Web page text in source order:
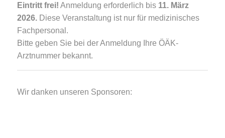
Eintritt frei! Anmeldung erforderlich bis 11. März
2026.Diese Veranstaltung ist nur für medizinisches
Fachpersonal.
Bitte geben Sie bei der Anmeldung Ihre ÖÄK-
Arztnummer bekannt.
Wir danken unseren Sponsoren: